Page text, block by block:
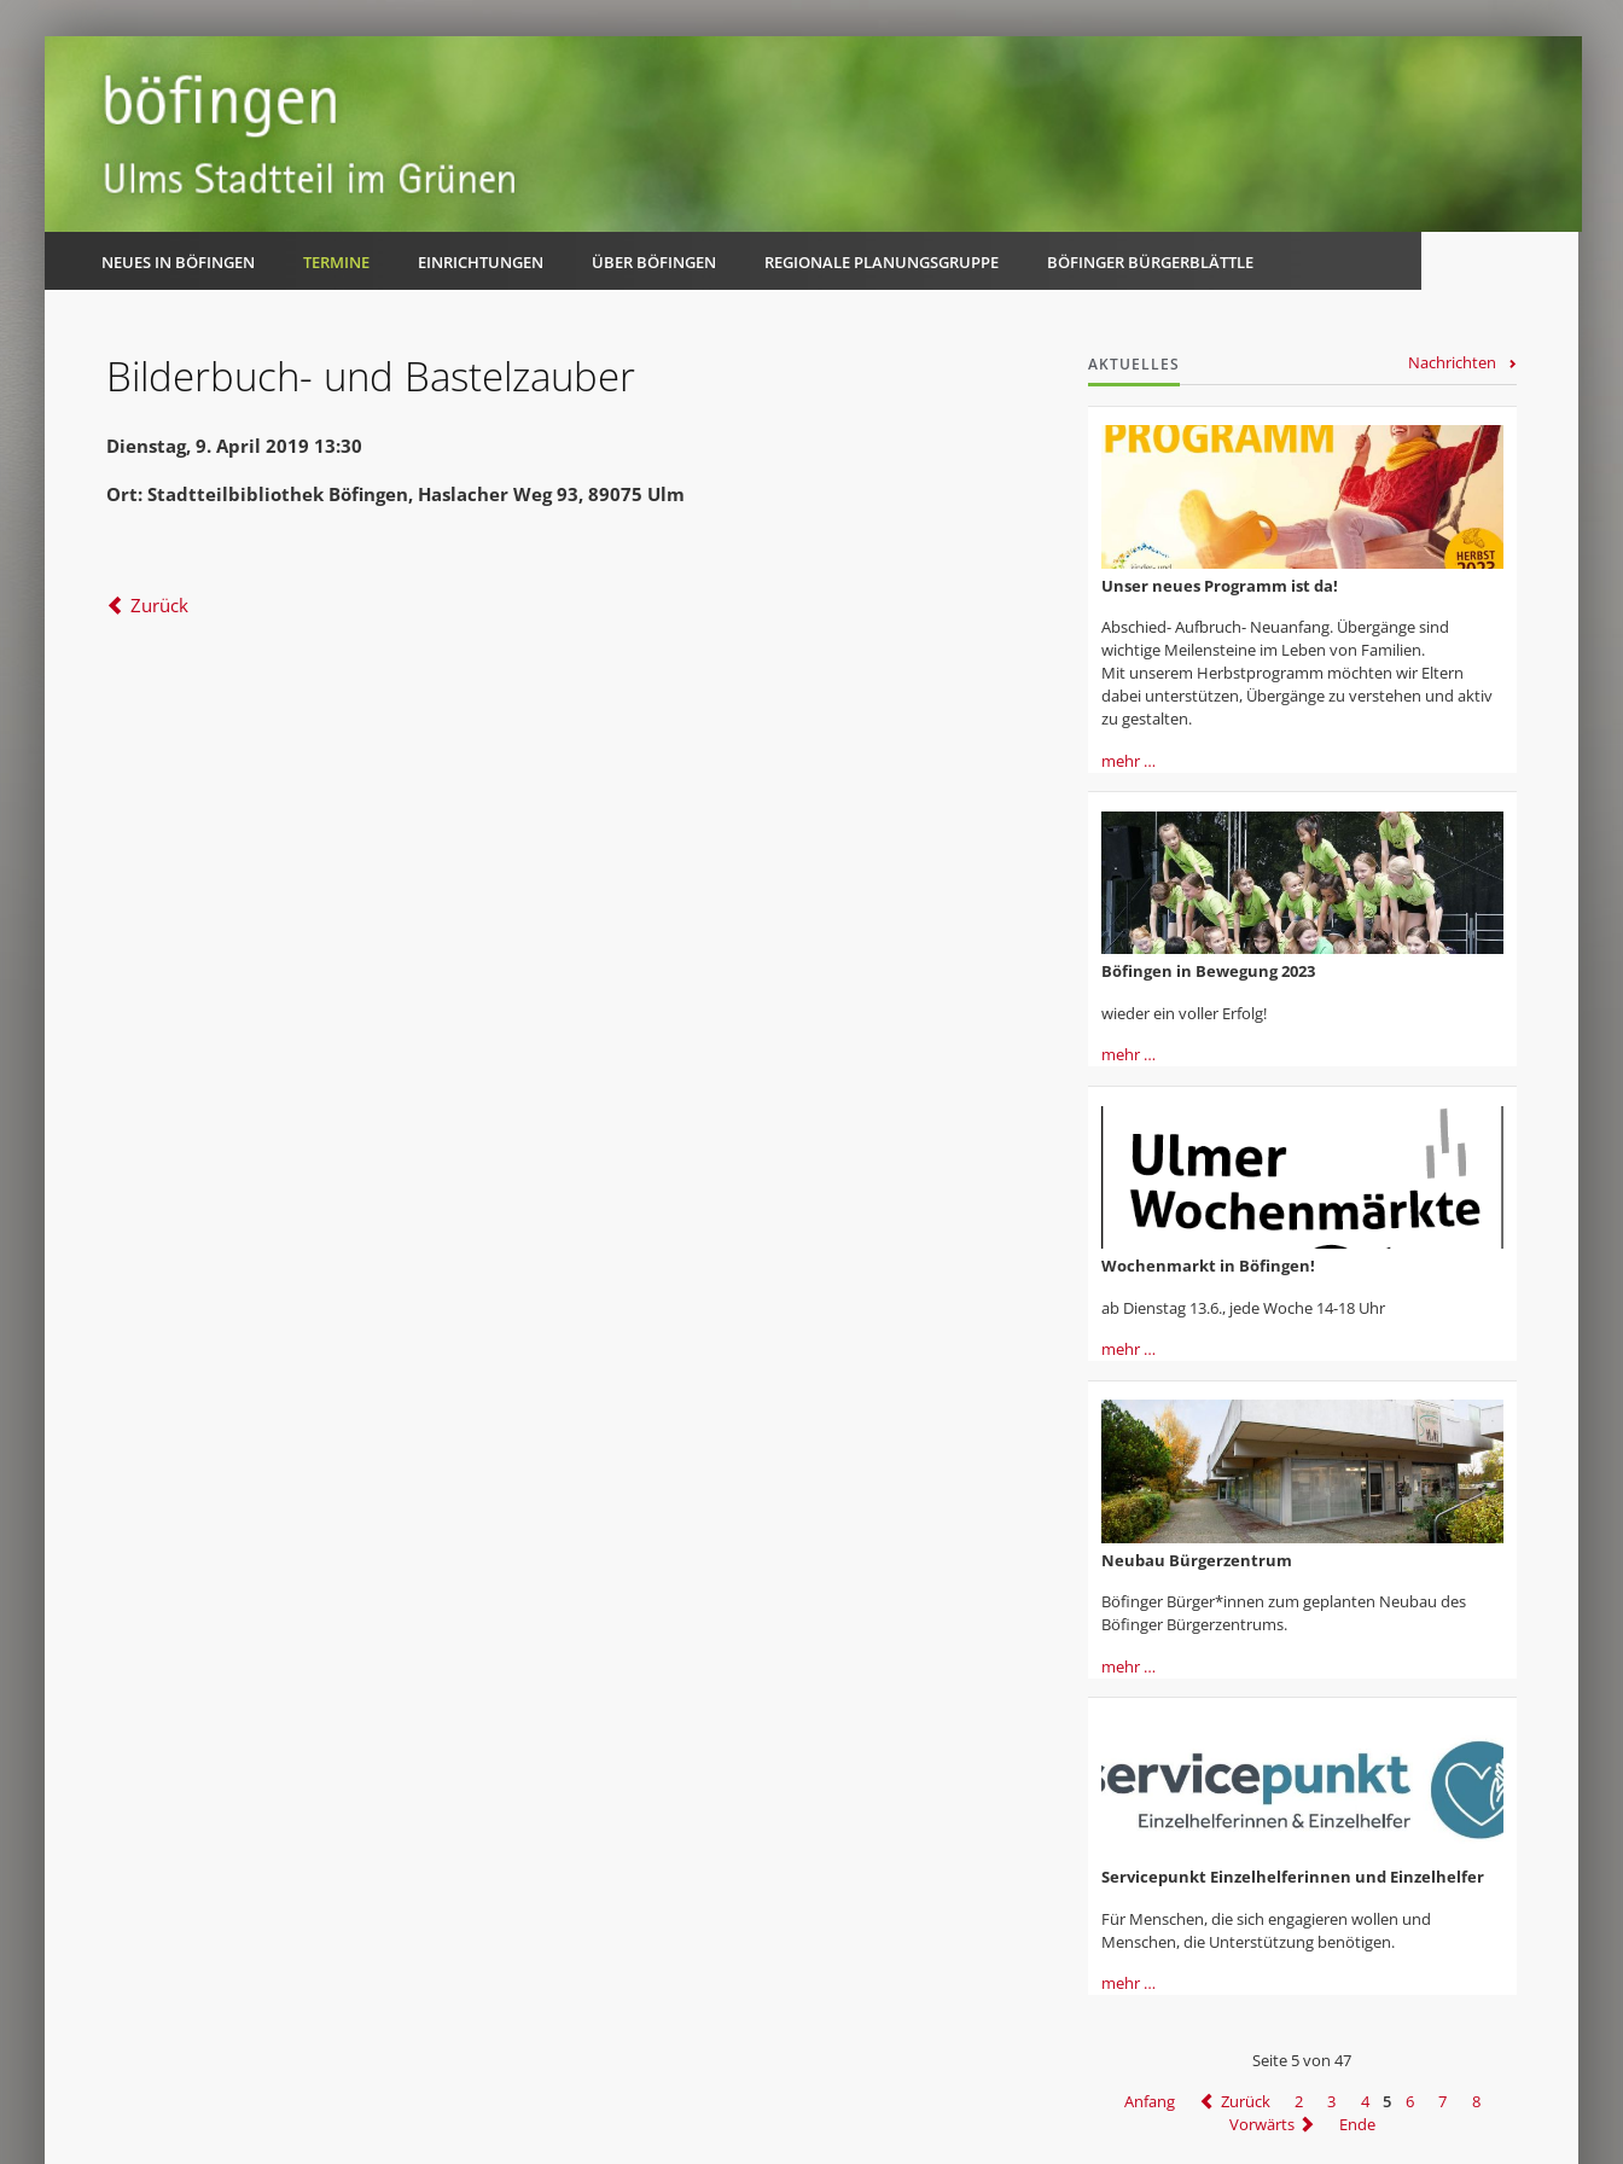
NEUES IN BÖFINGEN TERMINE EINRICHTUNGEN ÜBER BÖFINGEN REGIONALE PLANUNGSGRUPPE BÖFINGER BÜRGERBLÄTTLE
Bilderbuch- und Bastelzauber
Dienstag, 9. April 2019 13:30
Ort: Stadtteilbibliothek Böfingen, Haslacher Weg 93, 89075 Ulm
Zurück
AKTUELLES Nachrichten
Unser neues Programm ist da!
Abschied- Aufbruch- Neuanfang. Übergänge sind
wichtige Meilensteine im Leben von Familien.
Mit unserem Herbstprogramm möchten wir Eltern
dabei unterstützen, Übergänge zu verstehen und aktiv
zu gestalten.
mehr …
Böfingen in Bewegung 2023
wieder ein voller Erfolg!
mehr …
Wochenmarkt in Böfingen!
ab Dienstag 13.6., jede Woche 14-18 Uhr
mehr …
Neubau Bürgerzentrum
Böfinger Bürger*innen zum geplanten Neubau des
Böfinger Bürgerzentrums.
mehr …
Servicepunkt Einzelhelferinnen und Einzelhelfer
Für Menschen, die sich engagieren wollen und
Menschen, die Unterstützung benötigen.
mehr …
Seite 5 von 47
Anfang
Zurück 2 3 4 5 6 7
8
Vorwärts
Ende